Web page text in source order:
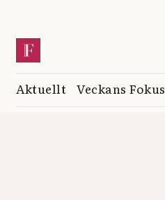
Aktuellt Veckans Fokus